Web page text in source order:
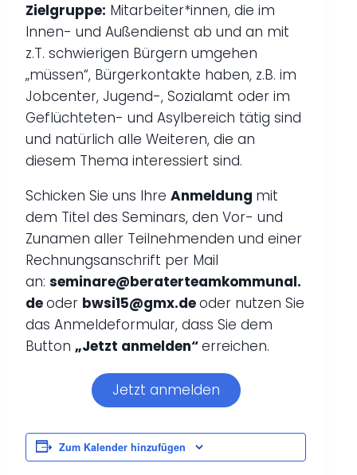
Zielgruppe: Mitarbeiter*innen, die im
Innen- und Außendienst ab und an mit
z.T. schwierigen Bürgern umgehen
„müssen“, Bürgerkontakte haben, z.B. im
Jobcenter, Jugend-, Sozialamt oder im
Geflüchteten- und Asylbereich tätig sind
und natürlich alle Weiteren, die an
diesem Thema interessiert sind.
Schicken Sie uns Ihre Anmeldung mit
dem Titel des Seminars, den Vor- und
Zunamen aller Teilnehmenden und einer
Rechnungsanschrift per Mail
an: seminare@beraterteamkommunal.
deoder bwsi15@gmx.deoder nutzen Sie
das Anmeldeformular, dass Sie dem
Button „Jetzt anmelden“erreichen.
Jetzt anmelden
Zum Kalender hinzufügen